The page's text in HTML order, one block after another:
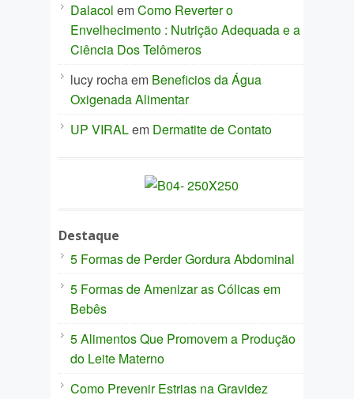
Dalacol emComo Reverter o
Envelhecimento : Nutrição Adequada e a
Ciência Dos Telômeros
lucy rochaem Beneficios da Água
Oxigenada Alimentar
UP VIRALem Dermatite de Contato
Destaque
5 Formas de Perder Gordura Abdominal
5 Formas de Amenizar as Cólicas em
Bebês
5 Alimentos Que Promovem a Produção
do Leite Materno
Como Prevenir Estrias na Gravidez